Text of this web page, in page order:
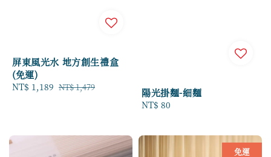
屏東風光水 地方創生禮盒
(免運)
Sale
NT$ 1,189 Regular
NT$ 1,479 陽光掛麵-細麵
Regular
NT$ 80
免運